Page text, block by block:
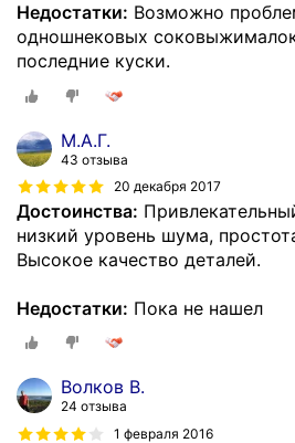
Недостатки: Возможно
одношнековых
последние куски.
М.А.Г.
43 отзыва
20 декабря 2017
Достоинства:
низкий уровень шума,
Высокое качество деталей.
Недостатки: Пока не нашел
Волков В.
24 отзыва
1 февраля 2016